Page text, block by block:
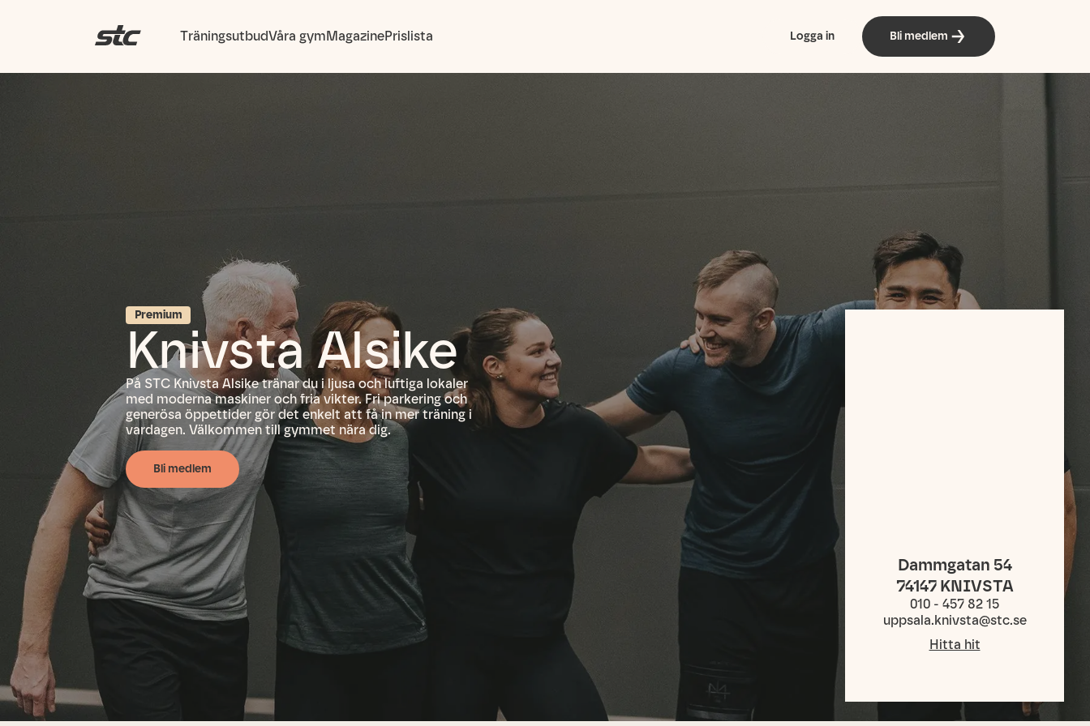
TräningsutbudVåra gymMagazinePrislista Logga in Bli medlem
Premium
Knivsta Alsike
På STC Knivsta Alsike tränar du i ljusa och luftiga lokaler
med moderna maskiner och fria vikter. Fri parkering och
generösa öppettider gör det enkelt att få in mer träning i
vardagen. Välkommen till gymmet nära dig.
Bli medlem
Dammgatan 54
74147 KNIVSTA
010 - 457 82 15
uppsala.knivsta@stc.se
Hitta hit